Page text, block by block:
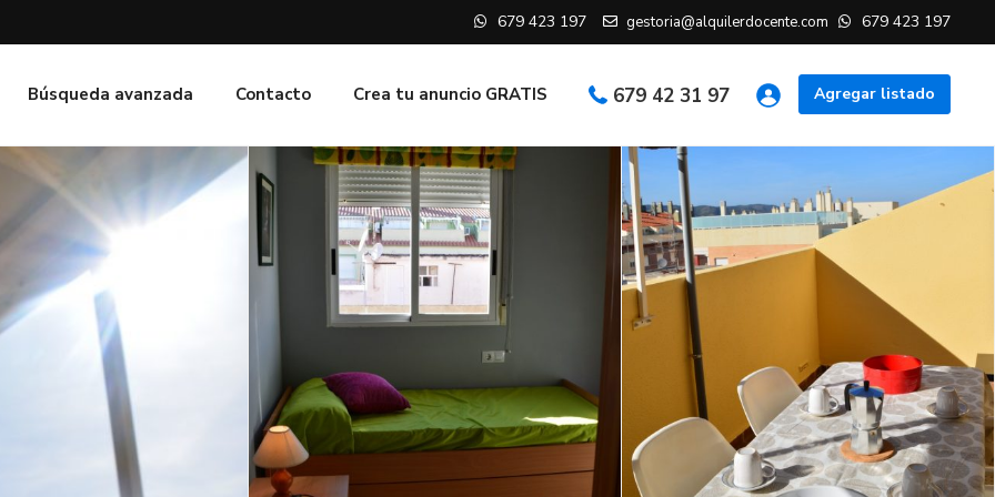
679 423 197 gestoria@alquilerdocente.com 679 423 197
Agregar listado
679 42 31 97
Búsqueda avanzada Contacto Crea tu anuncio GRATIS